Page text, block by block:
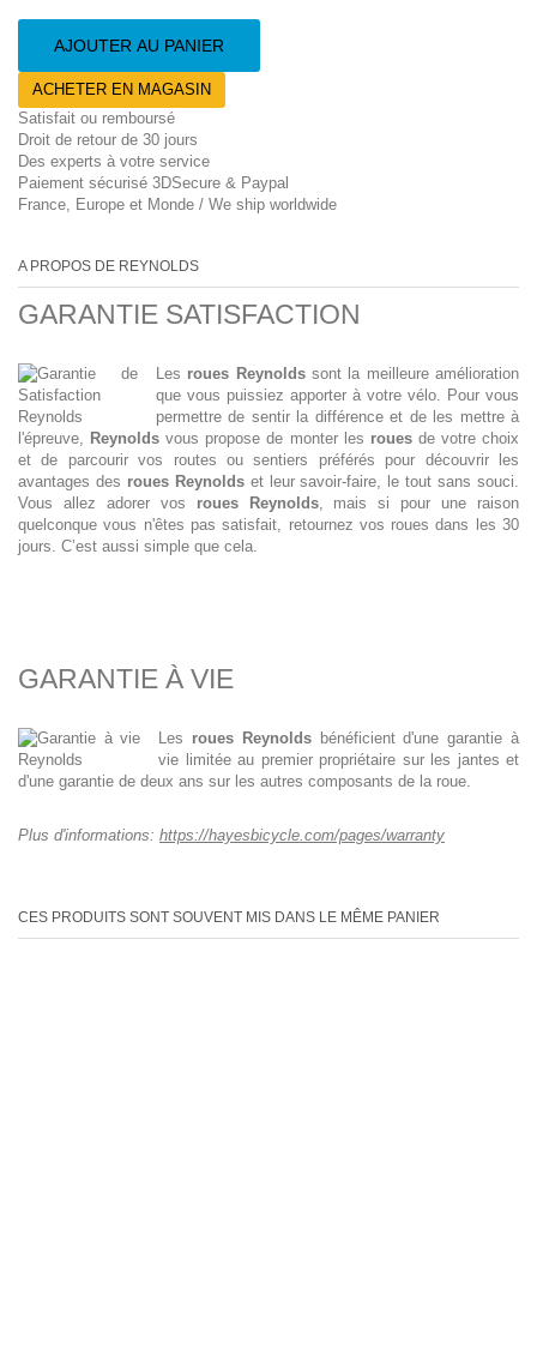
AJOUTER AU PANIER
ACHETER EN MAGASIN
Satisfait ou remboursé
Droit de retour de 30 jours
Des experts à votre service
Paiement sécurisé 3DSecure & Paypal
France, Europe et Monde / We ship worldwide
A PROPOS DE REYNOLDS
GARANTIE SATISFACTION
Les roues Reynoldssont la meilleure amélioration
que vous puissiez apporter à votre vélo. Pour vous
permettre de sentir la différence et de les mettre à
l'épreuve, Reynolds vous propose de monter les rouesde votre choix
et de parcourir vos routes ou sentiers préférés pour découvrir les
avantages des roues Reynoldset leur savoir-faire, le tout sans souci.
Vous allez adorer vos roues Reynolds, mais si pour une raison
quelconque vous n'êtes pas satisfait, retournez vos roues dans les 30
jours. C’est aussi simple que cela.
GARANTIE À VIE
Les roues Reynoldsbénéficient d'une garantie à
vie limitée au premier propriétaire sur les jantes et
d'une garantie de deux ans sur les autres composants de la roue.
Plus d'informations: https://hayesbicycle.com/pages/warranty
CES PRODUITS SONT SOUVENT MIS DANS LE MÊME PANIER